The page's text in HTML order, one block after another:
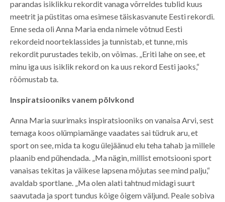
parandas isiklikku rekordit vanaga võrreldes tublid kuus
meetrit ja püstitas oma esimese täiskasvanute Eesti rekordi.
Enne seda oli Anna Maria enda nimele võtnud Eesti
rekordeid noorteklassides ja tunnistab, et tunne, mis
rekordit purustades tekib, on võimas. „Eriti lahe on see, et
minu iga uus isiklik rekord on ka uus rekord Eesti jaoks,“
rõõmustab ta.
Inspiratsiooniks vanem põlvkond
Anna Maria suurimaks inspiratsiooniks on vanaisa Arvi, sest
temaga koos olümpiamänge vaadates sai tüdruk aru, et
sport on see, mida ta kogu ülejäänud elu teha tahab ja millele
plaanib end pühendada. „Ma nägin, millist emotsiooni sport
vanaisas tekitas ja väikese lapsena mõjutas see mind palju,“
avaldab sportlane. „Ma olen alati tahtnud midagi suurt
saavutada ja sport tundus kõige õigem väljund. Peale sobiva